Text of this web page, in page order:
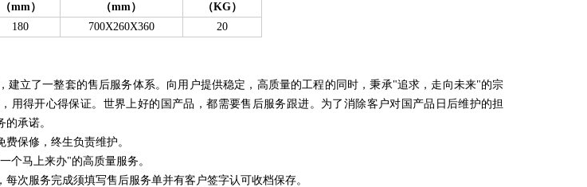
（mm）
（mm）
（KG）
180 700X260X360 20
立了一整套的售后服务体系。向用户提供稳定，高质量的工程的同时，秉承"追求，走向未来"的宗
，用得开心得保证。世界上好的国产品，都需要售后服务跟进。为了消除客户对国产品日后维护的担
诺。
保修，终生负责维护。
一个马上来办"的高质量服务。
，每次服务完成须填写售后服务单并有客户签字认可收档保存。